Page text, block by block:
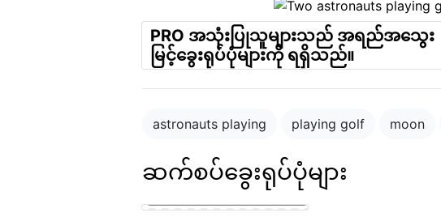
PRO အသုံးပြုသူများသည် အရည်အသွေး
မြင့်ခွေးရုပ်ပုံများကို ရရှိသည်။
astronauts playing playing golf moon
ဆက်စပ်ခွေးရုပ်ပုံများ
puppy in the park playing with